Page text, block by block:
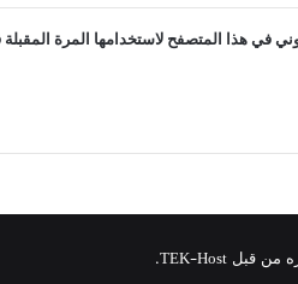
في هذا المتصفح لاستخدامها المرة
TEK-Host
.